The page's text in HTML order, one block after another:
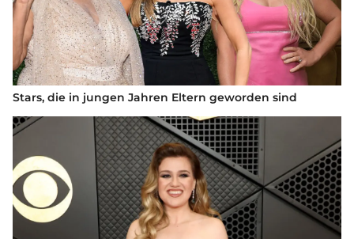
Stars, die in jungen Jahren Eltern geworden sind